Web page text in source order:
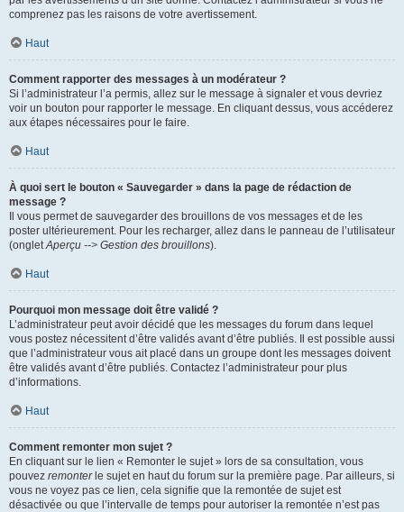
comprenez pas les raisons de votre avertissement.
Haut
Comment rapporter des messages à un modérateur ?
Si l’administrateur l’a permis, allez sur le message à signaler et vous devriez
voir un bouton pour rapporter le message. En cliquant dessus, vous accéderez
aux étapes nécessaires pour le faire.
Haut
À quoi sert le bouton « Sauvegarder » dans la page de rédaction de
message ?
Il vous permet de sauvegarder des brouillons de vos messages et de les
poster ultérieurement. Pour les recharger, allez dans le panneau de l’utilisateur
(ongletAperçu --> Gestion des brouillons).
Haut
Pourquoi mon message doit être validé ?
L’administrateur peut avoir décidé que les messages du forum dans lequel
vous postez nécessitent d’être validés avant d’être publiés. Il est possible aussi
que l’administrateur vous ait placé dans un groupe dont les messages doivent
être validés avant d’être publiés. Contactez l’administrateur pour plus
d’informations.
Haut
Comment remonter mon sujet ?
En cliquant sur le lien « Remonter le sujet » lors de sa consultation, vous
pouvez remonterle sujet en haut du forum sur la première page. Par ailleurs, si
vous ne voyez pas ce lien, cela signifie que la remontée de sujet est
désactivée ou que l’intervalle de temps pour autoriser la remontée n’est pas